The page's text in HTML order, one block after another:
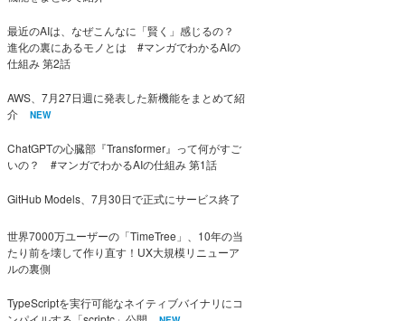
最近のAIは、なぜこんなに「賢く」感じるの？
進化の裏にあるモノとは #マンガでわかるAIの
仕組み 第2話
AWS、7月27日週に発表した新機能をまとめて紹
介
NEW
ChatGPTの心臓部『Transformer』って何がすご
いの？ #マンガでわかるAIの仕組み 第1話
GitHub Models、7月30日で正式にサービス終了
世界7000万ユーザーの「TimeTree」、10年の当
たり前を壊して作り直す！UX大規模リニューア
ルの裏側
TypeScriptを実行可能なネイティブバイナリにコ